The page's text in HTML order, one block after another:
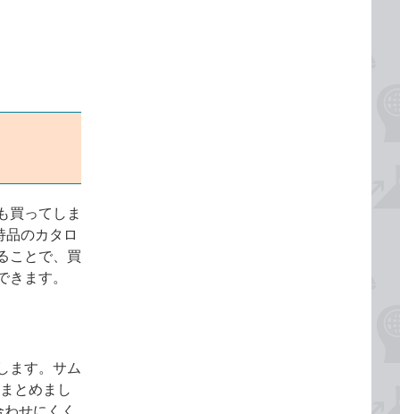
買ってしま
のカタロ
ことで、買
ます。
ます。サム
とめまし